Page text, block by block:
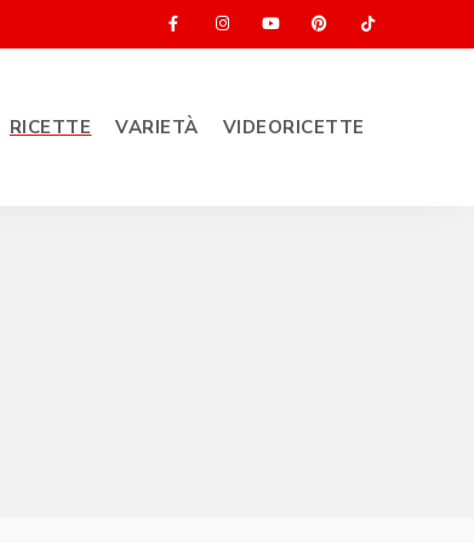
RICETTE VARIETÀ VIDEORICETTE